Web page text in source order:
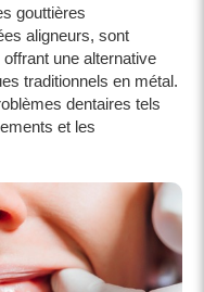
gouttières
aligneurs, sont
une alternative
traditionnels en métal.
dentaires tels
et les